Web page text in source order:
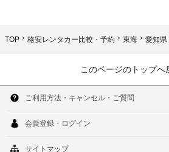
TOP 格安レンタカー比較・予約 東海 愛知県
このページのトップへ